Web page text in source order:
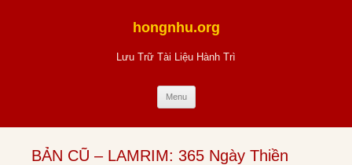
hongnhu.org
Lưu Trữ Tài Liệu Hành Trì
Menu
BẢN CŨ – LAMRIM: 365 Ngày Thiền